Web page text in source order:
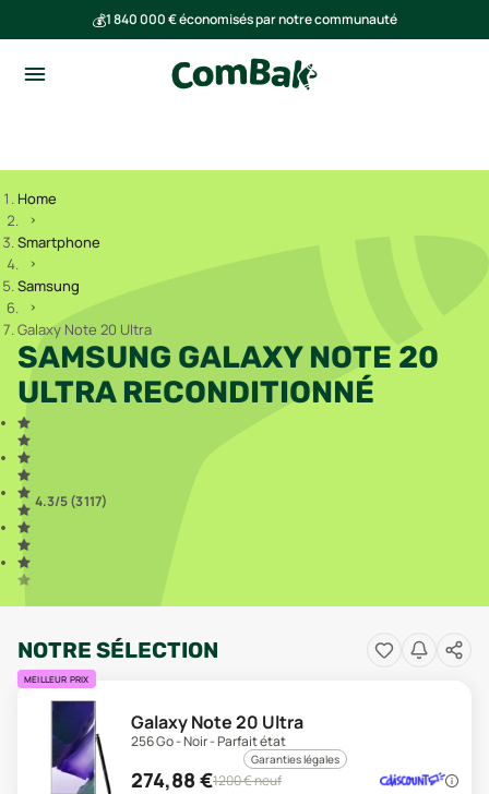
💰1 840 000 € économisés par notre communauté
Home
Smartphone
Samsung
Galaxy Note 20 Ultra
SAMSUNG GALAXY NOTE 20
ULTRA RECONDITIONNÉ
4.3/5 (3 117)
NOTRE SÉLECTION
MEILLEUR PRIX
Galaxy Note 20 Ultra
256 Go - Noir - Parfait état
Garanties légales
274,88 €1200€ neuf